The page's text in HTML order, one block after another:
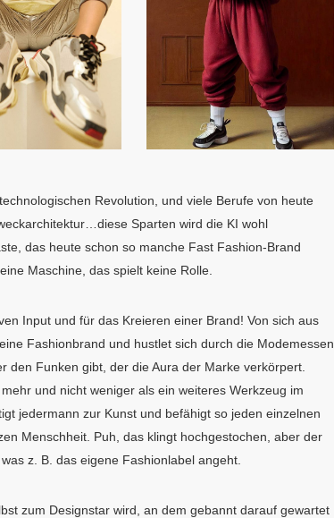
Revolution, und viele Berufe von heute
Sparten wird die KI wohl
das heute schon so manche Fast Fashion-Brand
Maschine, das spielt keine Rolle.
Input und für das Kreieren einer Brand! Von sich aus
Fashionbrand und hustlet sich durch die Modemessen
den Funken gibt, der die Aura der Marke verkörpert.
und nicht weniger als ein weiteres Werkzeug im
jedermann zur Kunst und befähigt so jeden einzelnen
Menschheit. Puh, das klingt hochgestochen, aber der
z. B. das eigene Fashionlabel angeht.
zum Designstar wird, an dem gebannt darauf gewartet